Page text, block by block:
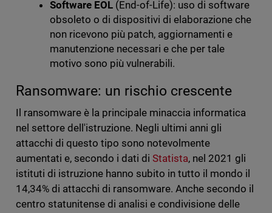
Software EOL(End-of-Life): uso di software
obsoleto o di dispositivi di elaborazione che
non ricevono più patch, aggiornamenti e
manutenzione necessari e che per tale
motivo sono più vulnerabili.
Ransomware: un rischio crescente
Il ransomware è la principale minaccia informatica
nel settore dell'istruzione. Negli ultimi anni gli
attacchi di questo tipo sono notevolmente
aumentati e, secondo i dati di Statista, nel 2021 gli
istituti di istruzione hanno subito in tutto il mondo il
14,34% di attacchi di ransomware. Anche secondo il
centro statunitense di analisi e condivisione delle